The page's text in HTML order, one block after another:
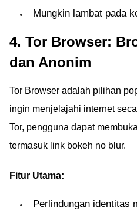
Mungkin lambat pada
4. Tor Browser:
dan Anonim
Tor Browser adalah pilihan
ingin menjelajahi internet
Tor, pengguna dapat
termasuk link bokeh no blur.
Fitur Utama:
Perlindungan identitas